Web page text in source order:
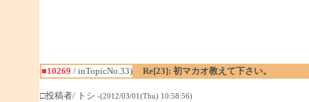
■10269 / inTopicNo.33) Re[23]: 初マカオ教えて下さい。
□投稿者/ トシ -(2012/03/01(Thu) 10:58:56)